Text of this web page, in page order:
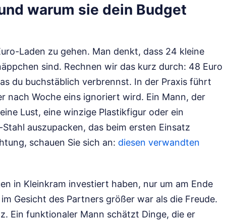
warum sie dein Budget
Laden zu gehen. Man denkt, dass 24 kleine
sind. Rechnen wir das kurz durch: 48 Euro
du buchstäblich verbrennst. In der Praxis führt
nach Woche eins ignoriert wird. Ein Mann, der
Lust, eine winzige Plastikfigur oder ein
auszupacken, das beim ersten Einsatz
schauen Sie sich an: diesen verwandten
in Kleinkram investiert haben, nur um am Ende
Gesicht des Partners größer war als die Freude.
Ein funktionaler Mann schätzt Dinge, die er